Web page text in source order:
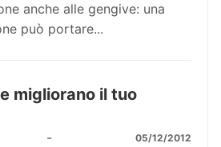
anche alle gengive: una
può portare...
migliorano il tuo
- 05/12/2012